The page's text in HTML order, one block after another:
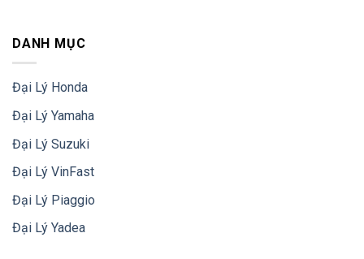
DANH MỤC
Đại Lý Honda
Đại Lý Yamaha
Đại Lý Suzuki
Đại Lý VinFast
Đại Lý Piaggio
Đại Lý Yadea